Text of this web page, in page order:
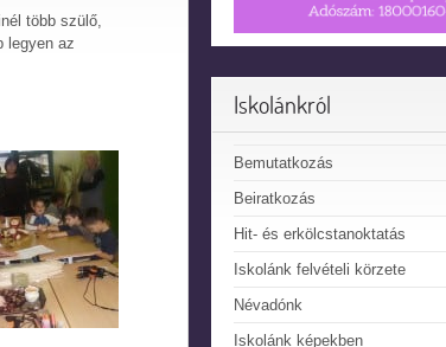
több szülő,
legyen az
Iskolánkról
Bemutatkozás
Beiratkozás
Hit- és erkölcstanoktatás
Iskolánk felvételi körzete
Névadónk
Iskolánk képekben